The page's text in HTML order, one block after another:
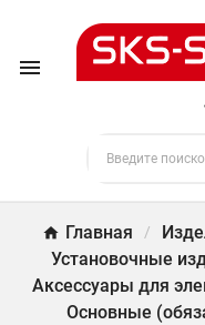

Главная
Установочные
Аксессуары для
Основные